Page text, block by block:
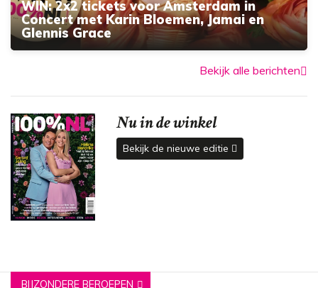
WIN: 2x2 tickets voor Amsterdam in
Concert met Karin Bloemen, Jamai en
Glennis Grace
Bekijk alle berichten
Nu in de winkel
Bekijk de nieuwe editie
BIJZONDERE BEROEPEN